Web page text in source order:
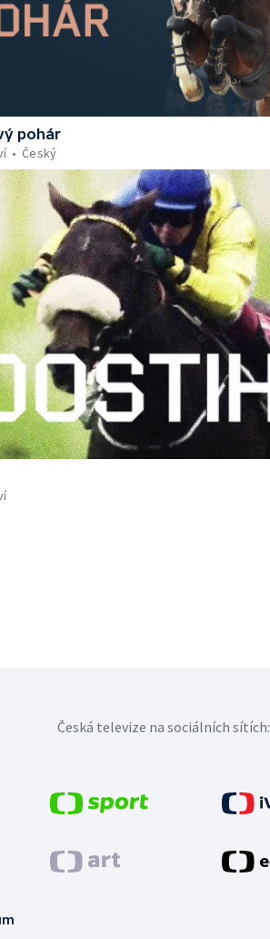
pohár
Český
Česká televize na sociálních sítích: